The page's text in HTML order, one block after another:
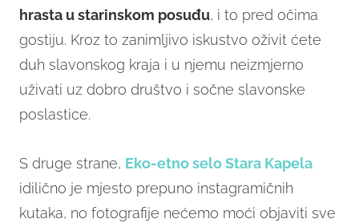
hrasta u starinskom posuđu, i to pred očima
gostiju. Kroz to zanimljivo iskustvo oživit ćete
duh slavonskog kraja i u njemu neizmjerno
uživati uz dobro društvo i sočne slavonske
poslastice.
S druge strane, Eko-etno selo Stara Kapela
idilično je mjesto prepuno instagramičnih
kutaka, no fotografije nećemo moći objaviti sve